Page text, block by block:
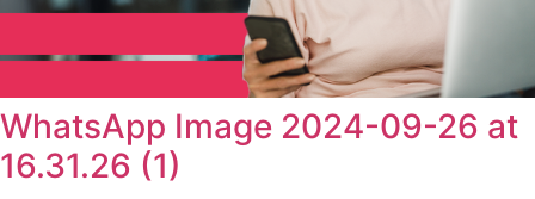
WhatsApp Image 2024-09-26 at
16.31.26 (1)